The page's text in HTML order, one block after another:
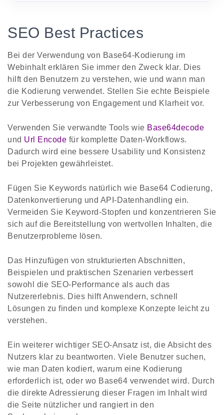
SEO Best Practices
Bei der Verwendung von Base64-Kodierung im
Webinhalt erklären Sie immer den Zweck klar. Dies
hilft den Benutzern zu verstehen, wie und wann man
die Kodierung verwendet. Stellen Sie echte Beispiele
zur Verbesserung von Engagement und Klarheit vor.
Verwenden Sie verwandte Tools wie Base64decode
und Url Encode für komplette Daten-Workflows.
Dadurch wird eine bessere Usability und Konsistenz
bei Projekten gewährleistet.
Fügen Sie Keywords natürlich wie Base64 Codierung,
Datenkonvertierung und API-Datenhandling ein.
Vermeiden Sie Keyword-Stopfen und konzentrieren Sie
sich auf die Bereitstellung von wertvollen Inhalten, die
Benutzerprobleme lösen.
Das Hinzufügen von strukturierten Abschnitten,
Beispielen und praktischen Szenarien verbessert
sowohl die SEO-Performance als auch das
Nutzererlebnis. Dies hilft Anwendern, schnell
Lösungen zu finden und komplexe Konzepte leicht zu
verstehen.
Ein weiterer wichtiger SEO-Ansatz ist, die Absicht des
Nutzers klar zu beantworten. Viele Benutzer suchen,
wie man Daten kodiert, warum eine Kodierung
erforderlich ist, oder wo Base64 verwendet wird. Durch
die direkte Adressierung dieser Fragen im Inhalt wird
die Seite nützlicher und rangiert in den